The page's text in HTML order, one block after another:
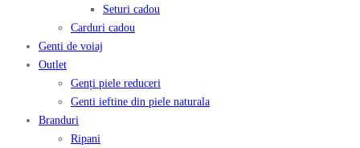
Seturi cadou
Carduri cadou
Genti de voiaj
Outlet
Genți piele reduceri
Genti ieftine din piele naturala
Branduri
Ripani